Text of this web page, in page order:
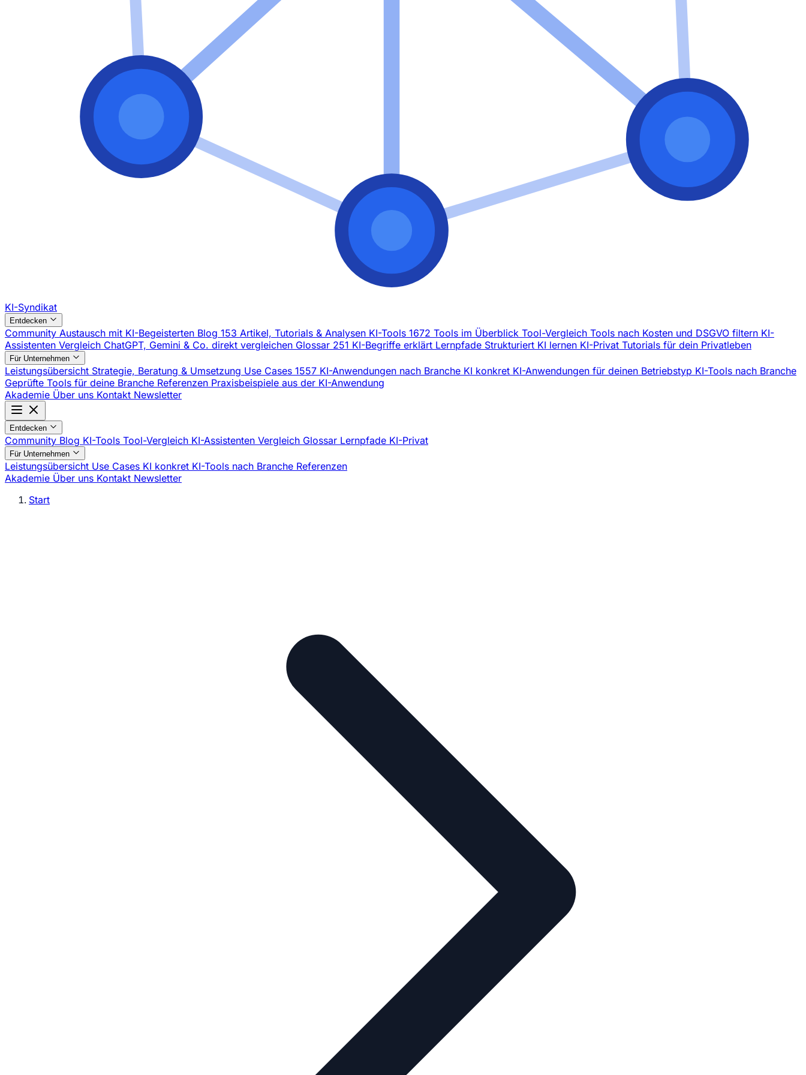
KI-Syndikat
Entdecken
Community Austausch mit KI-Begeisterten Blog 153 Artikel, Tutorials & Analysen KI-Tools 1672 Tools im Überblick Tool-Vergleich Tools nach Kosten und DSGVO filtern KI-
Assistenten Vergleich ChatGPT, Gemini & Co. direkt vergleichen Glossar 251 KI-Begriffe erklärt Lernpfade Strukturiert KI lernen KI-Privat Tutorials für dein Privatleben
Für Unternehmen
Leistungsübersicht Strategie, Beratung & Umsetzung Use Cases 1557 KI-Anwendungen nach Branche KI konkret KI-Anwendungen für deinen Betriebstyp KI-Tools nach Branche
Geprüfte Tools für deine Branche Referenzen Praxisbeispiele aus der KI-Anwendung
Akademie Über uns Kontakt Newsletter
Entdecken
Community Blog KI-Tools Tool-Vergleich KI-Assistenten Vergleich Glossar Lernpfade KI-Privat
Für Unternehmen
Leistungsübersicht Use Cases KI konkret KI-Tools nach Branche Referenzen
Akademie Über uns Kontakt Newsletter
Start